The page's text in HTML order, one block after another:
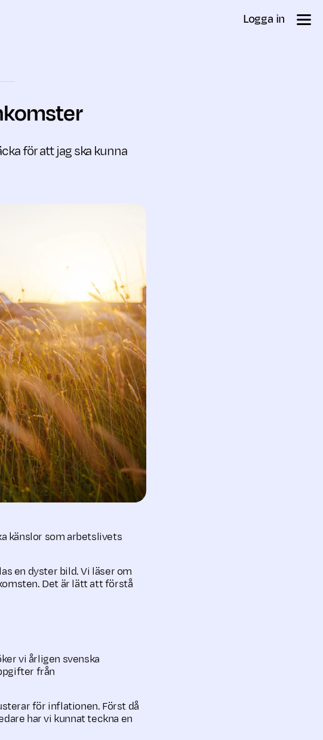
Logga in
för att jag ska kunna
känslor som arbetslivets
en dyster bild. Vi läser om
Det är lätt att förstå
vi årligen svenska
från
för inflation­en. Först då
har vi kunnat teckna en